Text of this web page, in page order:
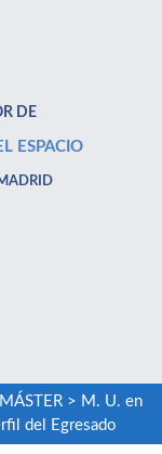
DE
ESPACIO
> M. U. en
del Egresado